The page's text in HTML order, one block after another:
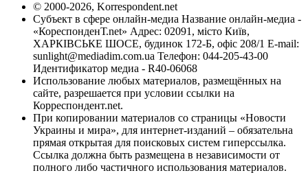
© 2000-2026, Korrespondent.net
Субъект в сфере онлайн-медиа Название онлайн-медиа -
«КореспонденТ.net» Адрес: 02091, місто Київ,
ХАРКІВСЬКЕ ШОСЕ, будинок 172-Б, офіс 208/1 E-mail:
sunlight@mediadim.com.ua Телефон: 044-205-43-00
Идентификатор медиа - R40-06068
Использование любых материалов, размещённых на
сайте, разрешается при условии ссылки на
Корреспондент.net.
При копировании материалов со страницы «Новости
Украины и мира», для интернет-изданий – обязательна
прямая открытая для поисковых систем гиперссылка.
Ссылка должна быть размещена в независимости от
полного либо частичного использования материалов.